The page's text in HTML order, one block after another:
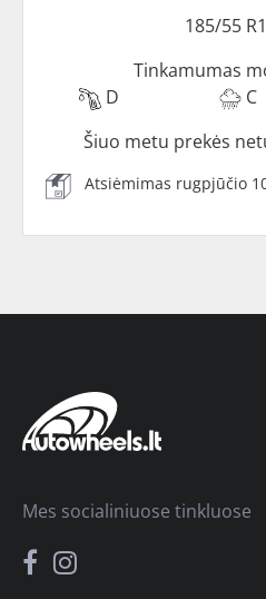
185/55
Tinkamumas
D
C
Šiuo metu prekės
Atsiėmimas rugpjūčio
Mes socialiniuose tinkluose